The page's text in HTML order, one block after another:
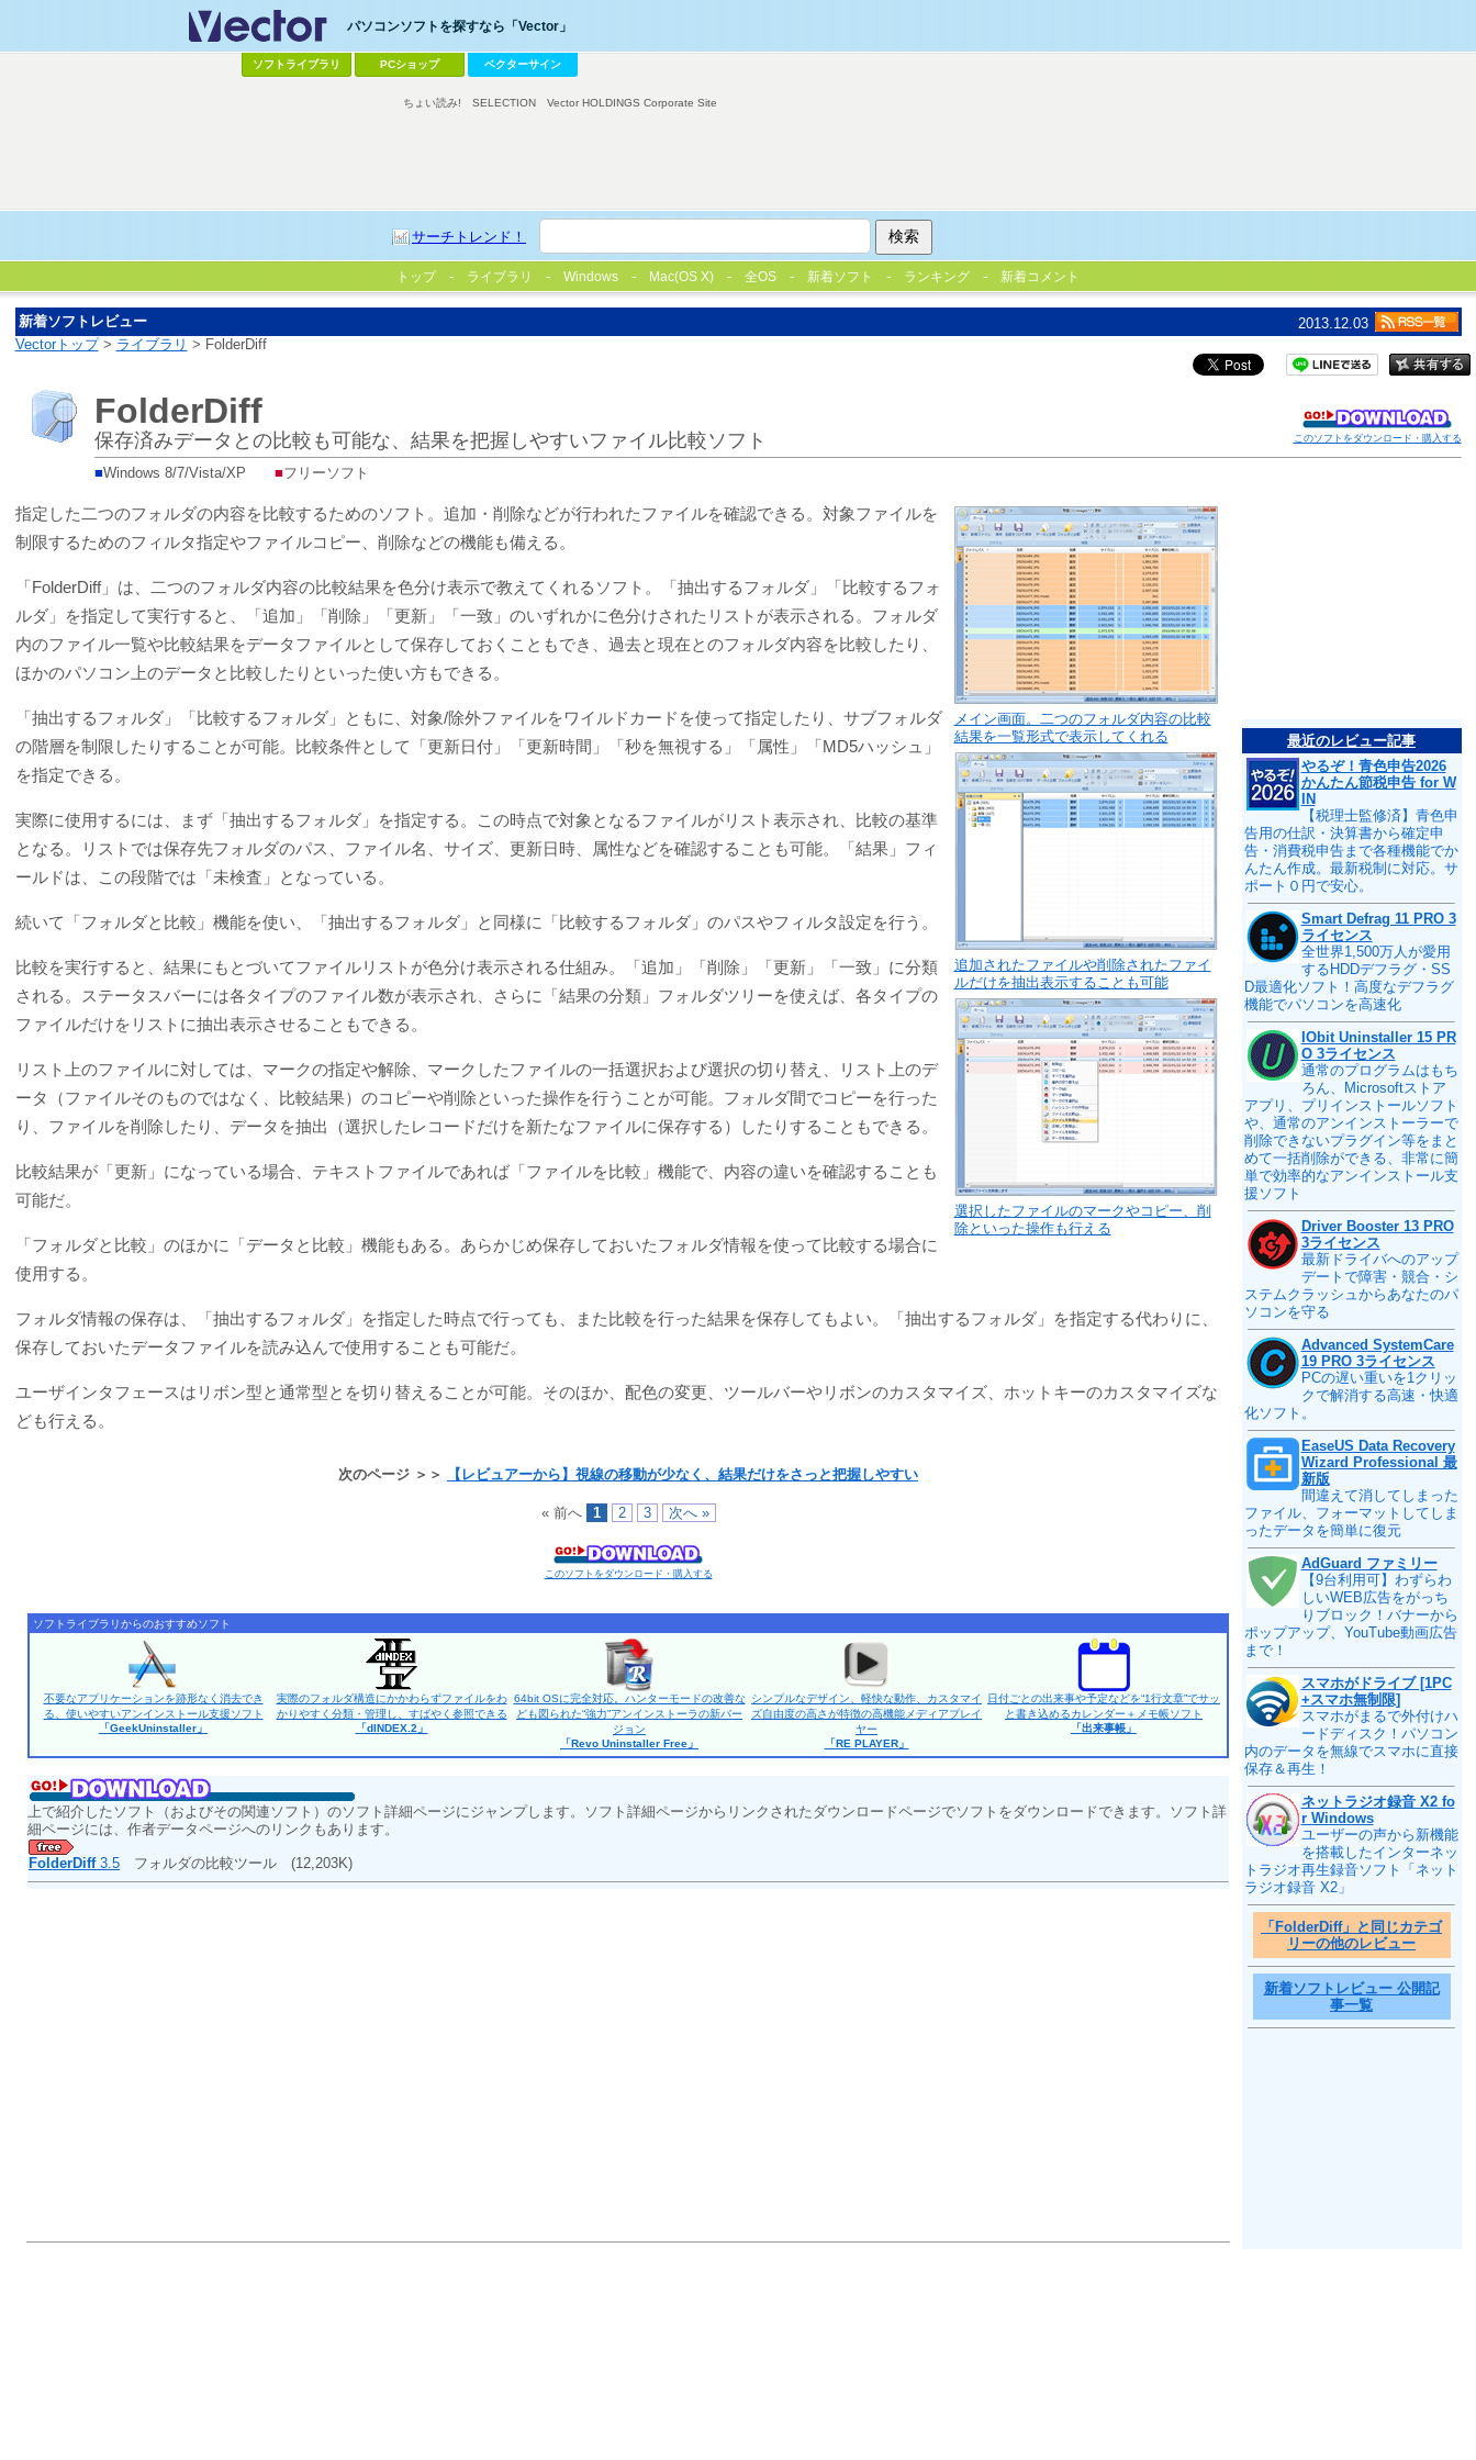
パソコンソフトを探すなら「Vector」
ソフトライブラリ PCショップ ベクターサイン
サーチトレンド！
ちょい読み! SELECTION Vector HOLDINGS Corporate Site
トップ ライブラリ Windows Mac(OS X) 全OS 新着ソフト ランキング 新着コメント
新着ソフトレビュー
2013.12.03
Vectorトップ> ライブラリ > FolderDiff
このソフトをダウンロード・購入する
FolderDiff
保存済みデータとの比較も可能な、結果を把握しやすいファイル比較ソフト
■Windows 8/7/Vista/XP ■フリーソフト
メイン画面。二つのフォルダ内容の比較
結果を一覧形式で表示してくれる
追加されたファイルや削除されたファイ
ルだけを抽出表示することも可能
選択したファイルのマークやコピー、削
除といった操作も行える
指定した二つのフォルダの内容を比較するためのソフト。追加・削除などが行われたファイルを確認できる。対象ファイルを
制限するためのフィルタ指定やファイルコピー、削除などの機能も備える。
「FolderDiff」は、二つのフォルダ内容の比較結果を色分け表示で教えてくれるソフト。「抽出するフォルダ」「比較するフォ
ルダ」を指定して実行すると、「追加」「削除」「更新」「一致」のいずれかに色分けされたリストが表示される。フォルダ
内のファイル一覧や比較結果をデータファイルとして保存しておくこともでき、過去と現在とのフォルダ内容を比較したり、
ほかのパソコン上のデータと比較したりといった使い方もできる。
「抽出するフォルダ」「比較するフォルダ」ともに、対象/除外ファイルをワイルドカードを使って指定したり、サブフォルダ
の階層を制限したりすることが可能。比較条件として「更新日付」「更新時間」「秒を無視する」「属性」「MD5ハッシュ」
を指定できる。
実際に使用するには、まず「抽出するフォルダ」を指定する。この時点で対象となるファイルがリスト表示され、比較の基準
となる。リストでは保存先フォルダのパス、ファイル名、サイズ、更新日時、属性などを確認することも可能。「結果」フィ
ールドは、この段階では「未検査」となっている。
続いて「フォルダと比較」機能を使い、「抽出するフォルダ」と同様に「比較するフォルダ」のパスやフィルタ設定を行う。
比較を実行すると、結果にもとづいてファイルリストが色分け表示される仕組み。「追加」「削除」「更新」「一致」に分類
される。ステータスバーには各タイプのファイル数が表示され、さらに「結果の分類」フォルダツリーを使えば、各タイプの
ファイルだけをリストに抽出表示させることもできる。
リスト上のファイルに対しては、マークの指定や解除、マークしたファイルの一括選択および選択の切り替え、リスト上のデ
ータ（ファイルそのものではなく、比較結果）のコピーや削除といった操作を行うことが可能。フォルダ間でコピーを行った
り、ファイルを削除したり、データを抽出（選択したレコードだけを新たなファイルに保存する）したりすることもできる。
比較結果が「更新」になっている場合、テキストファイルであれば「ファイルを比較」機能で、内容の違いを確認することも
可能だ。
「フォルダと比較」のほかに「データと比較」機能もある。あらかじめ保存しておいたフォルダ情報を使って比較する場合に
使用する。
フォルダ情報の保存は、「抽出するフォルダ」を指定した時点で行っても、また比較を行った結果を保存してもよい。「抽出するフォルダ」を指定する代わりに、
保存しておいたデータファイルを読み込んで使用することも可能だ。
ユーザインタフェースはリボン型と通常型とを切り替えることが可能。そのほか、配色の変更、ツールバーやリボンのカスタマイズ、ホットキーのカスタマイズな
ども行える。
次のページ ＞＞ 【レビュアーから】視線の移動が少なく、結果だけをさっと把握しやすい
« 前へ 1 2 3 次へ »
このソフトをダウンロード・購入する
ソフトライブラリからのおすすめソフト
不要なアプリケーションを跡形なく消去でき
る、使いやすいアンインストール支援ソフト
「GeekUninstaller」
実際のフォルダ構造にかかわらずファイルをわ
かりやすく分類・管理し、すばやく参照できる
「dINDEX.2」
64bit OSに完全対応。ハンターモードの改善な
ども図られた“強力”アンインストーラの新バー
ジョン
「Revo Uninstaller Free」
シンプルなデザイン、軽快な動作、カスタマイ
ズ自由度の高さが特徴の高機能メディアプレイ
ヤー
「RE PLAYER」
日付ごとの出来事や予定などを“1行文章”でサッ
と書き込めるカレンダー＋メモ帳ソフト
「出来事帳」
上で紹介したソフト（およびその関連ソフト）のソフト詳細ページにジャンプします。ソフト詳細ページからリンクされたダウンロードページでソフトをダウンロードできます。ソフト詳
細ページには、作者データページへのリンクもあります。
FolderDiff3.5 フォルダの比較ツール (12,203K)
最近のレビュー記事
やるぞ！青色申告2026
かんたん節税申告 for W
IN
【税理士監修済】青色申
告用の仕訳・決算書から確定申
告・消費税申告まで各種機能でか
んたん作成。最新税制に対応。サ
ポート０円で安心。
Smart Defrag 11 PRO 3
ライセンス
全世界1,500万人が愛用
するHDDデフラグ・SS
D最適化ソフト！高度なデフラグ
機能でパソコンを高速化
IObit Uninstaller 15 PR
O 3ライセンス
通常のプログラムはもち
ろん、Microsoftストア
アプリ、プリインストールソフト
や、通常のアンインストーラーで
削除できないプラグイン等をまと
めて一括削除ができる、非常に簡
単で効率的なアンインストール支
援ソフト
Driver Booster 13 PRO
3ライセンス
最新ドライバへのアップ
デートで障害・競合・シ
ステムクラッシュからあなたのパ
ソコンを守る
Advanced SystemCare
19 PRO 3ライセンス
PCの遅い重いを1クリッ
クで解消する高速・快適
化ソフト。
EaseUS Data Recovery
Wizard Professional 最
新版
間違えて消してしまった
ファイル、フォーマットしてしま
ったデータを簡単に復元
AdGuard ファミリー
【9台利用可】わずらわ
しいWEB広告をがっち
りブロック！バナーから
ポップアップ、YouTube動画広告
まで！
スマホがドライブ [1PC
+スマホ無制限]
スマホがまるで外付けハ
ードディスク！パソコン
内のデータを無線でスマホに直接
保存＆再生！
ネットラジオ録音 X2 fo
r Windows
ユーザーの声から新機能
を搭載したインターネッ
トラジオ再生録音ソフト「ネット
ラジオ録音 X2」
「FolderDiff」と同じカテゴ
リーの他のレビュー
新着ソフトレビュー 公開記
事一覧